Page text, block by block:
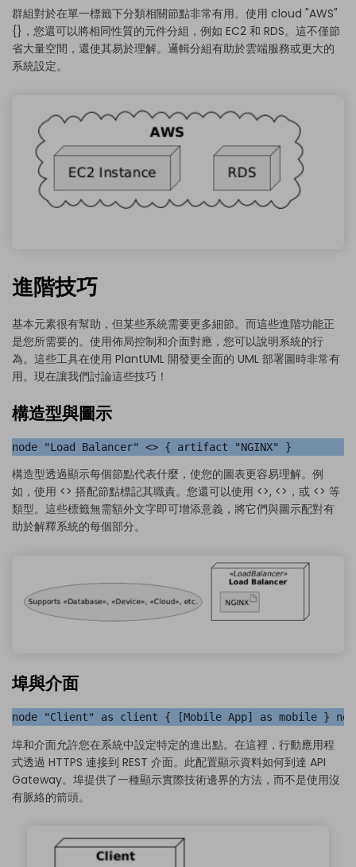
群組對於在單一標籤下分類相關節點非常有用。使用 cloud "AWS"
{}，您還可以將相同性質的元件分組，例如 EC2 和 RDS。這不僅節
省大量空間，還使其易於理解。邏輯分組有助於雲端服務或更大的
系統設定。
進階技巧
基本元素很有幫助，但某些系統需要更多細節。而這些進階功能正
是您所需要的。使用佈局控制和介面對應，您可以說明系統的行
為。這些工具在使用 PlantUML 開發更全面的 UML 部署圖時非常有
用。現在讓我們討論這些技巧！
構造型與圖示
node "Load Balancer" <> { artifact "NGINX" }
構造型透過顯示每個節點代表什麼，使您的圖表更容易理解。例
如，使用 <> 搭配節點標記其職責。您還可以使用 <>, <>，或 <> 等
類型。這些標籤無需額外文字即可增添意義，將它們與圖示配對有
助於解釋系統的每個部分。
埠與介面
node "Client" as client { [Mobile App] as mobile }
埠和介面允許您在系統中設定特定的進出點。在這裡，行動應用程
式透過 HTTPS 連接到 REST 介面。此配置顯示資料如何到達 API
Gateway。埠提供了一種顯示實際技術邊界的方法，而不是使用沒
有脈絡的箭頭。